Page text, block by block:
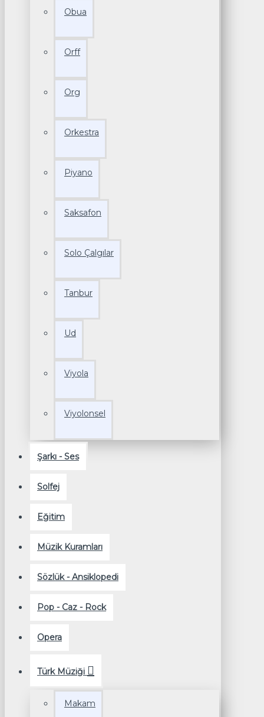
Obua
Orff
Org
Orkestra
Piyano
Saksafon
Solo Çalgılar
Tanbur
Ud
Viyola
Viyolonsel
Şarkı - Ses
Solfej
Eğitim
Müzik Kuramları
Sözlük - Ansiklopedi
Pop - Caz - Rock
Opera
Türk Müziği
Makam